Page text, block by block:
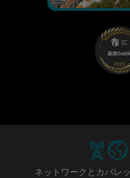
ネットワークとカバレ